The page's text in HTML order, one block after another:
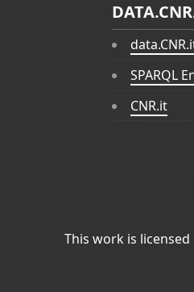
SPARQL
CNR.it
This work is licensed